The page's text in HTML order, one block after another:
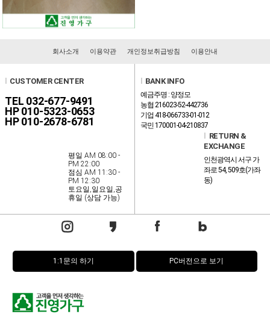
회사소개 이용약관 개인정보취급방침 이용안내
CUSTOMER CENTER
TEL 032-677-9491
HP 010-5323-0653
HP 010-2678-6781
평일 AM 08:00 -
PM 22:00
점심 AM 11:30 -
PM 12:30
토요일,일요일,공
휴일 (상담 가능)
BANK INFO
예금주명 : 양정모
농협 216023-52-442736
기업 418-066733-01-012
국민 170001-04-210837
RETURN &
EXCHANGE
인천광역시 서구 가
좌로 54, 509호(가좌
동)
1:1문의 하기 PC버전으로 보기